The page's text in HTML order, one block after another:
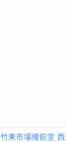
竹東市場撥筋堂